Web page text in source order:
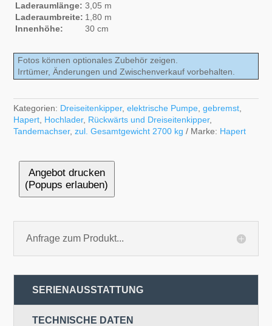
Laderaumlänge: 3,05 m
Laderaumbreite: 1,80 m
Innenhöhe:
30 cm
Fotos können optionales Zubehör zeigen.
Irrtümer, Änderungen und Zwischenverkauf vorbehalten.
Kategorien: Dreiseitenkipper,elektrische Pumpe ,gebremst
Hapert Hochlader, Rückwärts und Dreiseitenkipper,
Tandemachser,zul. Gesamtgewicht 2700 kg Marke: Hapert
Angebot drucken
(Popups erlauben)
Anfrage zum Produkt...
SERIENAUSSTATTUNG
TECHNISCHE DATEN